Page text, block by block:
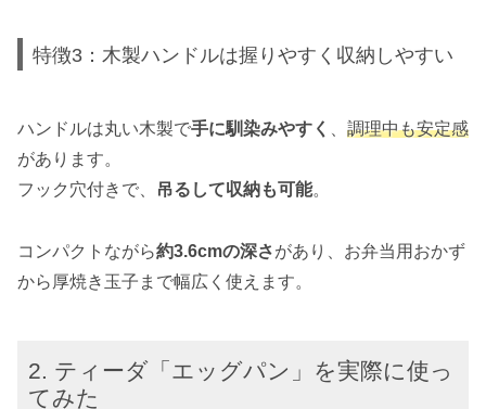
特徴3：木製ハンドルは握りやすく収納しやすい
ハンドルは丸い木製で手に馴染みやすく 、 調理中も安定感
があります。
フック穴付きで、
吊るして収納も可能。
コンパクトながら約3.6cmの深さがあり、お弁当用おかず
から厚焼き玉子まで幅広く使えます。
ティーダ「エッグパン」を実際に使っ
てみた